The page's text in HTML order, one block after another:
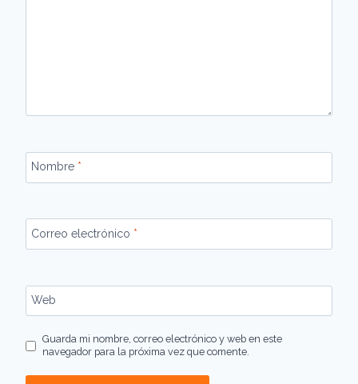
Nombre *
Correo electrónico *
Web
Guarda mi nombre, correo electrónico y web en este
navegador para la próxima vez que comente.